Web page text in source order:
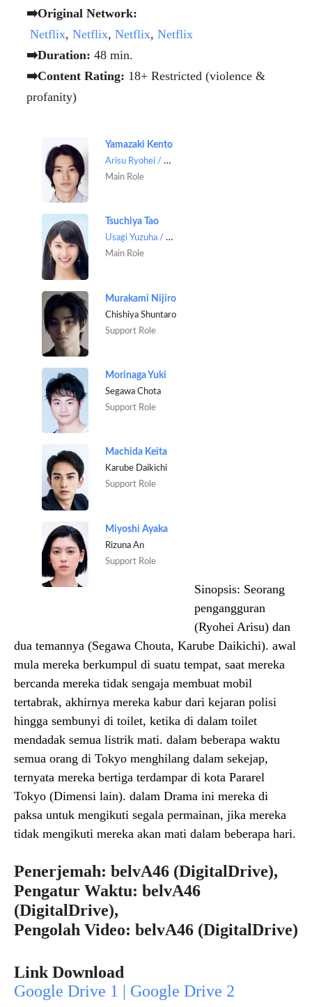
➡️Original Network:
Netflix,Netflix,Netflix,Netflix
➡️Duration: 48 min.
➡️Content Rating: 18+ Restricted (violence &
profanity)
Yamazaki Kento
Arisu Ryohei / Alice
Main Role
Tsuchiya Tao
Usagi Yuzuha / Rabbit
Main Role
Murakami Nijiro
Chishiya Shuntaro
Support Role
Morinaga Yuki
Segawa Chota
Support Role
Machida Keita
Karube Daikichi
Support Role
Miyoshi Ayaka
Rizuna An
Support Role
Sinopsis: Seorang
pengangguran
(Ryohei Arisu) dan
dua temannya (Segawa Chouta, Karube Daikichi). awal
mula mereka berkumpul di suatu tempat, saat mereka
bercanda mereka tidak sengaja membuat mobil
tertabrak, akhirnya mereka kabur dari kejaran polisi
hingga sembunyi di toilet, ketika di dalam toilet
mendadak semua listrik mati. dalam beberapa waktu
semua orang di Tokyo menghilang dalam sekejap,
ternyata mereka bertiga terdampar di kota Pararel
Tokyo (Dimensi lain). dalam Drama ini mereka di
paksa untuk mengikuti segala permainan, jika mereka
tidak mengikuti mereka akan mati dalam beberapa hari.
Penerjemah: belvA46 (DigitalDrive),
Pengatur Waktu: belvA46
(DigitalDrive),
Pengolah Video: belvA46 (DigitalDrive)
Link Download
Google Drive 1 | Google Drive 2